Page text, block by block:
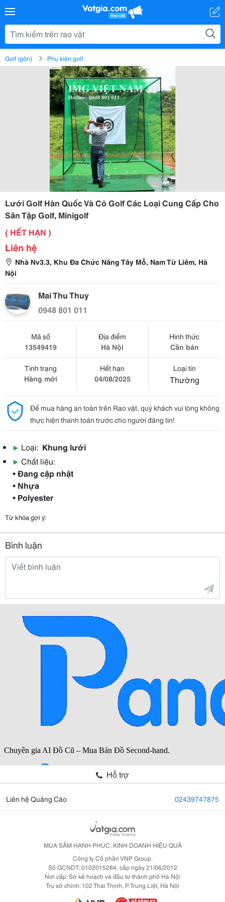
Golf (gôn) Phụ kiện golf
Lưới Golf Hàn Quốc Và Cỏ Golf Các Loại Cung Cấp Cho
Sân Tập Golf, Minigolf
( HẾT HẠN )
Liên hệ
Nhà Nv3.3, Khu Đa Chức Năng Tây Mỗ, Nam Từ Liêm, Hà
Nội
Mai Thu Thuy
0948 801 011
Mã số
13549419
Địa điểm
Hà Nội
Hình thức
Cần bán
Tình trạng
Hàng mới
Hết hạn
04/08/2025
Loại tin
Thường
Để mua hàng an toàn trên Rao vặt, quý khách vui lòng không
thực hiện thanh toán trước cho người đăng tin!
▶ Loại: Khung lưới
▶ Chất liệu:
• Đang cập nhật
• Nhựa
• Polyester
Từ khóa gợi ý:
Bình luận
Hỗ trợ
Liên hệ Quảng Cáo 02439747875
MUA SẮM HẠNH PHÚC, KINH DOANH HIỆU QUẢ
Công ty Cổ phần VNP Group.
Số GCNDT: 0102015284, cấp ngày 21/06/2012
Nơi cấp: Sở kế hoạch và đầu tư thành phố Hà Nội
Trụ sở chính: 102 Thái Thịnh, P. Trung Liệt, Hà Nội